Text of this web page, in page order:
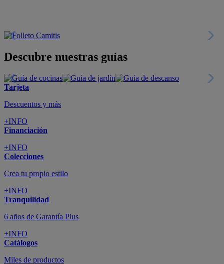
Descubre nuestras guías
Tarjeta
Descuentos y más
+INFO
Financiación
+INFO
Colecciones
Crea tu propio estilo
+INFO
Tranquilidad
6 años de Garantía Plus
+INFO
Catálogos
Miles de productos